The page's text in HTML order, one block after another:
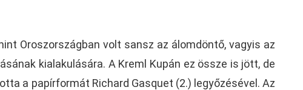
Oroszországban volt sansz az álomdöntő, vagyis az
kialakulására. A Kreml Kupán ez össze is jött, de
a papírformát Richard Gasquet (2.) legyőzésével. Az